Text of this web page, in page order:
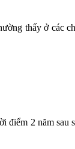
thấy ở các
điểm 2 năm sau